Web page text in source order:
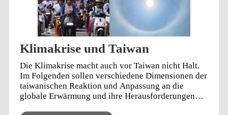
Klimakrise und Taiwan
Die Klimakrise macht auch vor Taiwan nicht Halt.
Im Folgenden sollen verschiedene Dimensionen der
taiwanischen Reaktion und Anpassung an die
globale Erwärmung und ihre Herausforderungen